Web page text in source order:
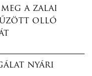
a zalai
olló
nyári